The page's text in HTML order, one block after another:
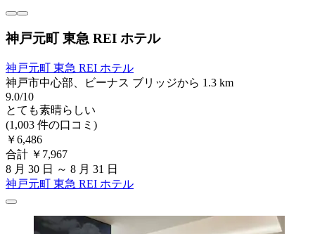
神戸元町 東急 REI ホテル
神戸元町 東急 REI ホテル
神戸市中心部、ビーナス ブリッジから 1.3 km
9.0/10
とても素晴らしい
(1,003 件の口コミ)
￥6,486
合計 ￥7,967
8 月 30 日 ～ 8 月 31 日
神戸元町 東急 REI ホテル